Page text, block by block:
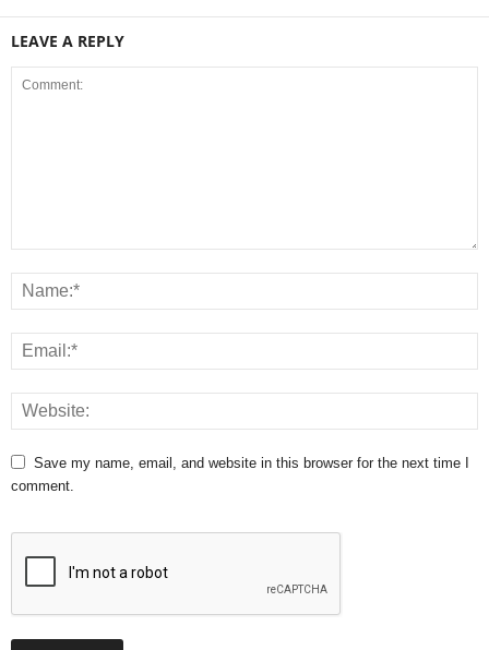
LEAVE A REPLY
Save my name, email, and website in this browser for the next time I
comment.